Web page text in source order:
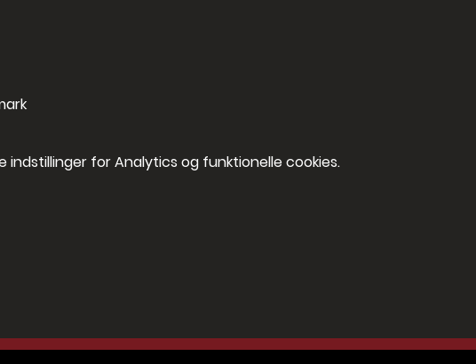
indstillinger for Analytics og funktionelle cookies.